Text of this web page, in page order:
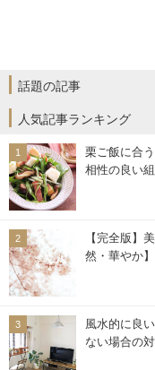
話題の記事
人気記事ランキング
栗ご飯に合
相性の良い
【完全版】
然・華やか
風水的に良
ない場合の